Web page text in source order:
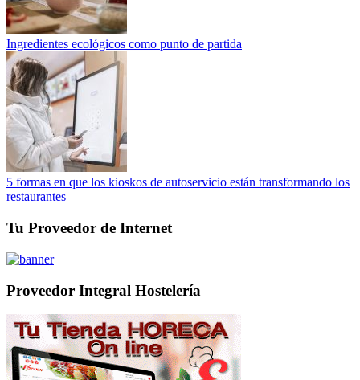
Ingredientes ecológicos como punto de partida
5 formas en que los kioskos de autoservicio están transformando los
restaurantes
Tu Proveedor de Internet
Proveedor Integral Hostelería